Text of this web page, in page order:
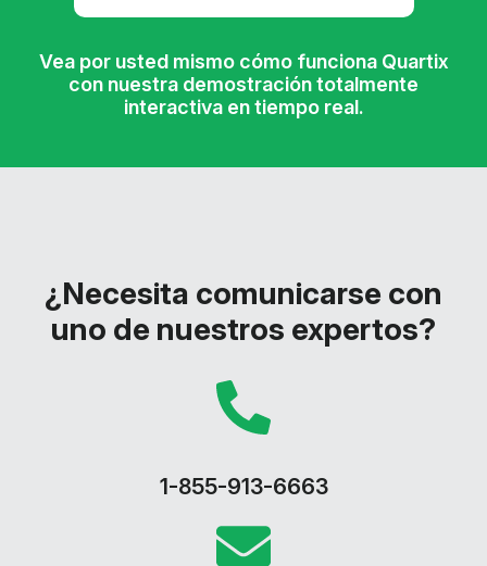
Vea por usted mismo cómo funciona Quartix
con nuestra demostración totalmente
interactiva en tiempo real.
¿Necesita comunicarse con
uno de nuestros expertos?
1-855-913-6663